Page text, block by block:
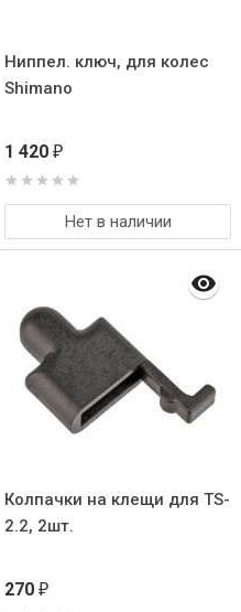
Ниппел. ключ, для колес
Shimano
1 420 ₽
Нет в наличии
Колпачки на клещи для TS-
2.2, 2шт.
270 ₽